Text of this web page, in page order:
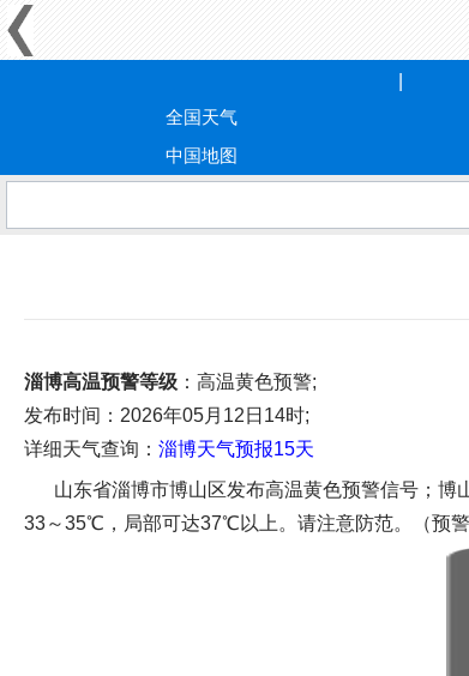
全国天气
中国地图
淄博高温预警等级 ：高温黄色预警;
发布时间 ：2026年05月12日14时;
详细天气查询：淄博天气预报15天
山东省淄博市博山区发布高温黄色预警信号；
33～35℃，局部可达37℃以上。请注意防范。（预警